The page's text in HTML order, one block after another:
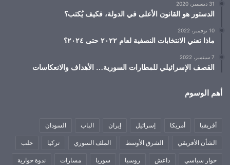
31 ديسمبر، 2020
الدستور هو القانون الأعلى في الدولة، فكيف يُكتب؟
10 نوفمبر، 2022
ماذا تعني الانتخابات النصفية لعام ٢٠٢٢ حتى ٢٠٢٤؟
7 سبتمبر، 2022
القصف الإسرائيلي للمطارات السورية… الأهداف والانعكاسات
أهم الوسوم
أفريقيا أمريكا إسرائيل إيران الباب السودان
الشأن الأفريقي الشرق الأوسط الملف السوري تركيا حلب
حوار سياسي داعش روسيا سوريا مسارات ندوة حوارية